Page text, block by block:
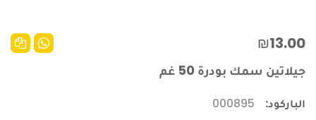
₪13.00
جيلاتين سمك بودرة 50 غم
الباركود:
000895